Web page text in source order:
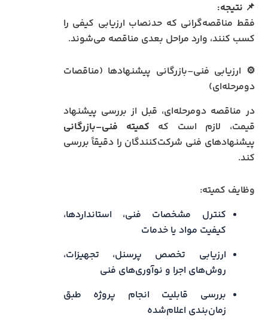
📌 نتیجه:
فقط مناقصه‌گرانی که حدنصاب ارزیابی کیفی را
کسب کنند، وارد مراحل بعدی مناقصه می‌شوند.
⚙️ ارزیابی فنی–بازرگانی پیشنهادها (مناقصات
دومرحله‌ای)
در مناقصه دومرحله‌ای، قبل از بررسی پیشنهاد
قیمت، لازم است که کمیته فنی–بازرگانی
پیشنهادهای فنی شرکت‌کنندگان را دقیقاً بررسی
کند.
وظایف کمیته:
کنترل مشخصات فنی، استانداردها،
کیفیت مواد یا خدمات
ارزیابی تخصص پرسنل، تجهیزات،
روش‌های اجرا و نوآوری‌های فنی
بررسی قابلیت انجام پروژه طبق
زمان‌بندی اعلام‌شده